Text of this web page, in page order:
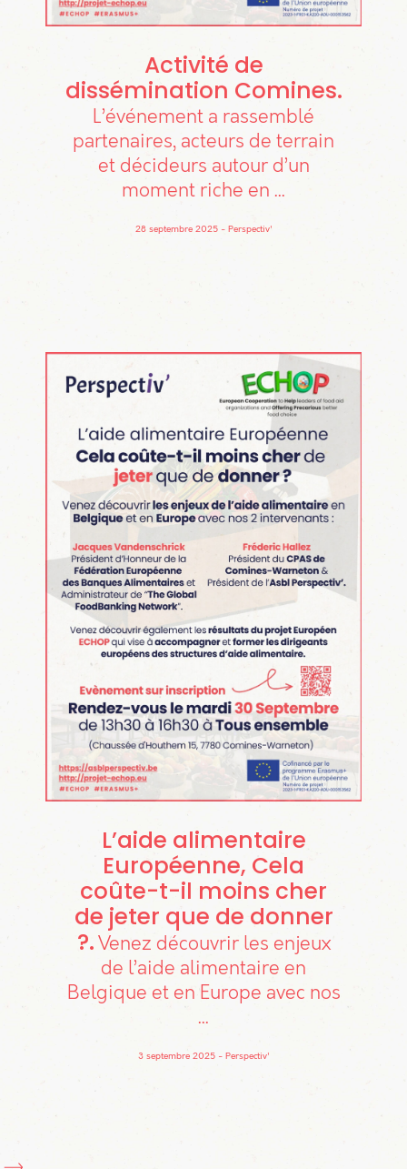
Activité de
dissémination Comines
L’événement a rassemblé
partenaires, acteurs de terrain
et décideurs autour d’un
moment riche en ...
28 septembre 2025 Perspectiv'
L’aide alimentaire
Européenne, Cela
coûte-t-il moins cher
de jeter que de donner
? Venez découvrir les enjeux
de l’aide alimentaire en
Belgique et en Europe avec nos
...
3 septembre 2025 Perspectiv'